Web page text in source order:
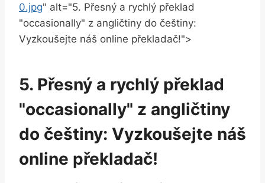
0.jpg" alt="5. Přesný a rychlý překlad
"occasionally" z angličtiny do češtiny:
Vyzkoušejte náš online překladač!">
5. Přesný a rychlý překlad
"occasionally" z angličtiny
do češtiny: Vyzkoušejte náš
online překladač!